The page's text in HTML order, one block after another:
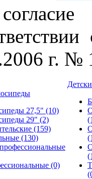
г.
27,5" (10)
29" (2)
(159)
(130)
(0)